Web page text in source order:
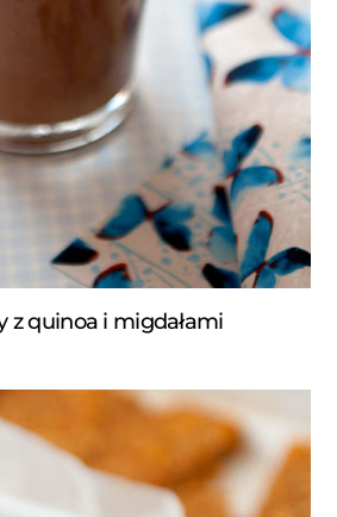
z quinoa i migdałami